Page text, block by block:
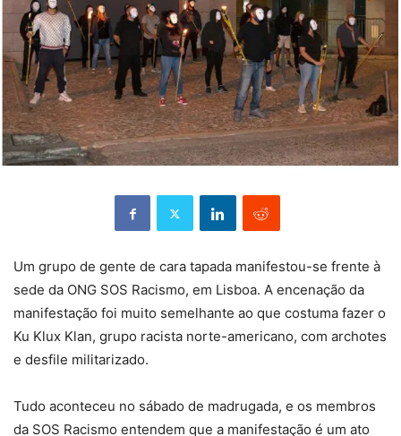
Um grupo de gente de cara tapada manifestou-se frente à
sede da ONG SOS Racismo, em Lisboa. A encenação da
manifestação foi muito semelhante ao que costuma fazer o
Ku Klux Klan, grupo racista norte-americano, com archotes
e desfile militarizado.
Tudo aconteceu no sábado de madrugada, e os membros
da SOS Racismo entendem que a manifestação é um ato